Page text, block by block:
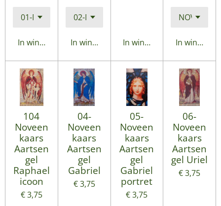
In winkelwagenIn winkelwagenIn winkelwagenIn
104
Noveen
kaars
Aartsen
gel
Raphael
icoon
€ 3,75
04-
Noveen
kaars
Aartsen
gel
Gabriel
€ 3,75
05-
Noveen
kaars
Aartsen
gel
Gabriel
portret
€ 3,75
06-
Noveen
kaars
Aartsen
gel Uriel
€ 3,75